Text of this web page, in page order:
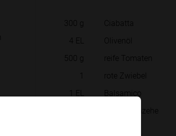
300 g
Ciabatta
4 EL
Olivenöl
500 g
reife Tomaten
1
rote Zwiebel
1 EL
Balsamico
Knoblauchzehe